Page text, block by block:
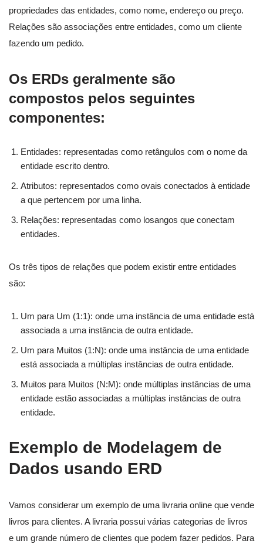
propriedades das entidades, como nome, endereço ou preço.
Relações são associações entre entidades, como um cliente
fazendo um pedido.
Os ERDs geralmente são
compostos pelos seguintes
componentes:
Entidades: representadas como retângulos com o nome da
entidade escrito dentro.
Atributos: representados como ovais conectados à entidade
a que pertencem por uma linha.
Relações: representadas como losangos que conectam
entidades.
Os três tipos de relações que podem existir entre entidades
são:
Um para Um (1:1): onde uma instância de uma entidade está
associada a uma instância de outra entidade.
Um para Muitos (1:N): onde uma instância de uma entidade
está associada a múltiplas instâncias de outra entidade.
Muitos para Muitos (N:M): onde múltiplas instâncias de uma
entidade estão associadas a múltiplas instâncias de outra
entidade.
Exemplo de Modelagem de
Dados usando ERD
Vamos considerar um exemplo de uma livraria online que vende
livros para clientes. A livraria possui várias categorias de livros
e um grande número de clientes que podem fazer pedidos. Para